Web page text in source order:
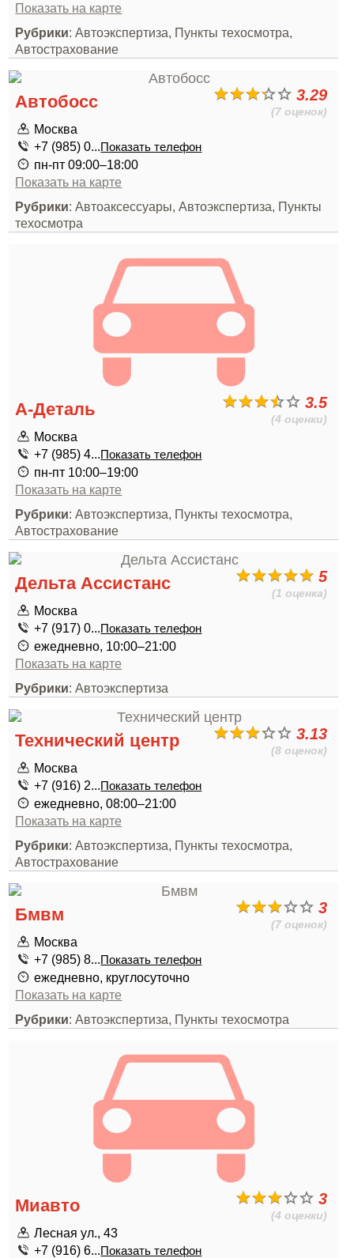
Показать на карте
Рубрики: Автоэкспертиза, Пункты техосмотра,
Автострахование
3.29
(7 оценок)
Автобосс
Москва
+7 (985) 0...Показать телефон
пн-пт 09:00–18:00
Показать на карте
Рубрики: Автоаксессуары, Автоэкспертиза, Пункты
техосмотра
3.5
(4 оценки)
А-Деталь
Москва
+7 (985) 4...Показать телефон
пн-пт 10:00–19:00
Показать на карте
Рубрики: Автоэкспертиза, Пункты техосмотра,
Автострахование
5
(1 оценка)
Дельта Ассистанс
Москва
+7 (917) 0...Показать телефон
ежедневно, 10:00–21:00
Показать на карте
Рубрики: Автоэкспертиза
3.13
(8 оценок)
Технический центр
Москва
+7 (916) 2...Показать телефон
ежедневно, 08:00–21:00
Показать на карте
Рубрики: Автоэкспертиза, Пункты техосмотра,
Автострахование
3
(7 оценок)
Бмвм
Москва
+7 (985) 8...Показать телефон
ежедневно, круглосуточно
Показать на карте
Рубрики: Автоэкспертиза, Пункты техосмотра
3
(4 оценки)
Миавто
Лесная ул., 43
+7 (916) 6...Показать телефон